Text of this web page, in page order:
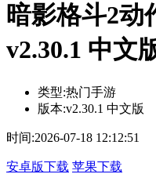
暗影格斗2动
v2.30.1 中文
类型:热门手游
版本:v2.30.1 中文版
时间:2026-07-18 12:12:51
安卓版下载 苹果下载